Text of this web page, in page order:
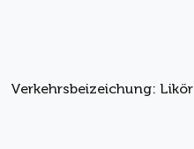
Verkehrsbeizeichung: Likör